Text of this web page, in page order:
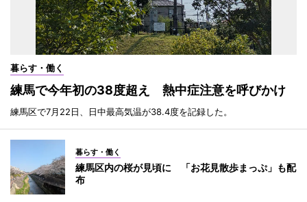
暮らす・働く
練馬で今年初の38度超え 熱中症注意を呼びかけ
練馬区で7月22日、日中最高気温が38.4度を記録した。
暮らす・働く
練馬区内の桜が見頃に 「お花見散歩まっぷ」も配
布